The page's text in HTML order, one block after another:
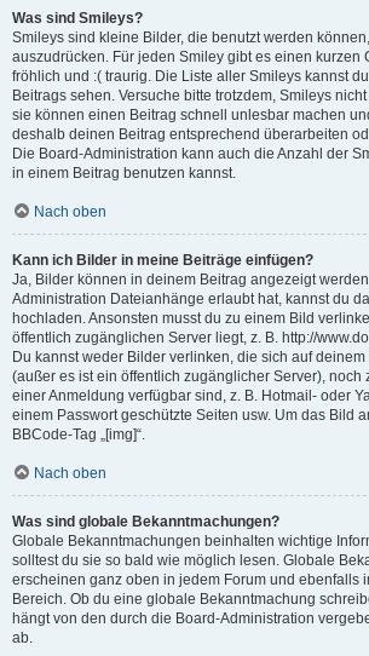
Was sind Smileys?
Smileys sind kleine Bilder, die benutzt werden
auszudrücken. Für jeden Smiley gibt es einen kurzen
fröhlich und :( traurig. Die Liste aller Smileys kannst
Beitrags sehen. Versuche bitte trotzdem, Smileys
sie können einen Beitrag schnell unlesbar machen
deshalb deinen Beitrag entsprechend überarbeiten
Die Board-Administration kann auch die Anzahl der
in einem Beitrag benutzen kannst.
Nach oben
Kann ich Bilder in meine Beiträge einfügen?
Ja, Bilder können in deinem Beitrag angezeigt
Administration Dateianhänge erlaubt hat, kannst du
hochladen. Ansonsten musst du zu einem Bild
öffentlich zugänglichen Server liegt, z. B. http://
Du kannst weder Bilder verlinken, die sich auf
(außer es ist ein öffentlich zugänglicher Server), noch
einer Anmeldung verfügbar sind, z. B. Hotmail- oder
einem Passwort geschützte Seiten usw. Um das Bild
BBCode-Tag „[img]“.
Nach oben
Was sind globale Bekanntmachungen?
Globale Bekanntmachungen beinhalten wichtige
solltest du sie so bald wie möglich lesen. Globale
erscheinen ganz oben in jedem Forum und ebenfalls
Bereich. Ob du eine globale Bekanntmachung
hängt von den durch die Board-Administration
ab.